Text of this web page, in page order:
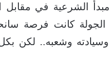
الشرعية في مقابل
مايو 2023.. فتلك الجولة
وشعبه.. لكن